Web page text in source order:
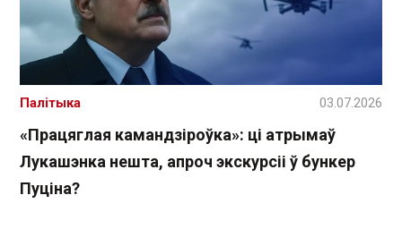
«Працяглая камандзіроўка»: ці атрымаў
Лукашэнка нешта, апроч экскурсіі ў бункер
Пуціна?
Палітыка 03.07.2026